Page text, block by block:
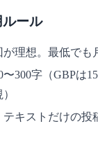
ール
が理想。最低でも
〜300字（GBPは
テキストだけの